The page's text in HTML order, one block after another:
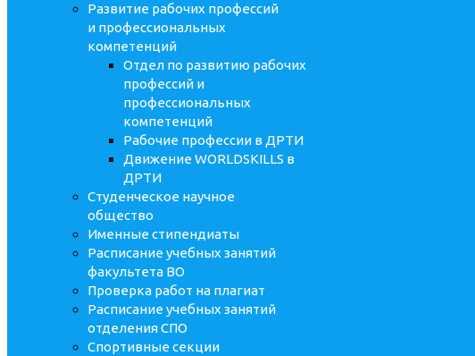
Развитие рабочих профессий
и профессиональных
компетенций
Отдел по развитию рабочих
профессий и
профессиональных
компетенций
Рабочие профессии в ДРТИ
Движение WORLDSKILLS в
ДРТИ
Студенческое научное
общество
Именные стипендиаты
Расписание учебных занятий
факультета ВО
Проверка работ на плагиат
Расписание учебных занятий
отделения СПО
Спортивные секции